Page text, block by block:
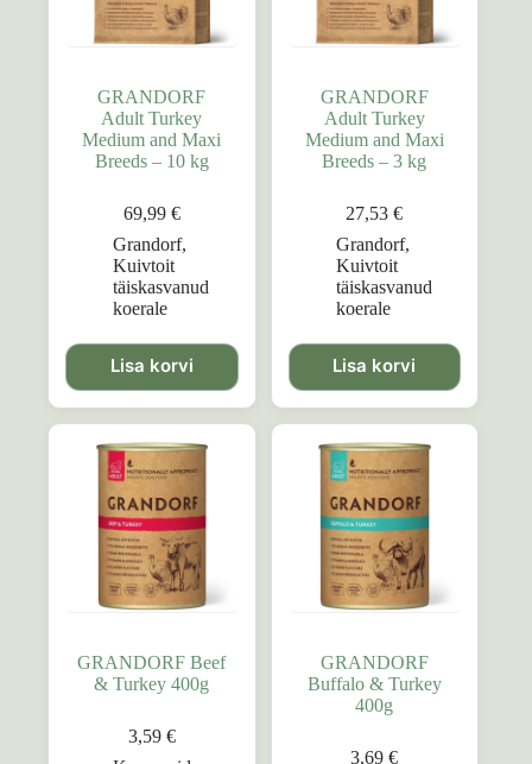
GRANDORF
Adult Turkey
Medium and Maxi
Breeds – 10 kg
69,99 €
Grandorf,
Kuivtoit
täiskasvanud
koerale
Lisa korvi
GRANDORF
Adult Turkey
Medium and Maxi
Breeds – 3 kg
27,53€
Grandorf,
Kuivtoit
täiskasvanud
koerale
Lisa korvi
GRANDORF Beef
& Turkey 400g
3,59 €
GRANDORF
Buffalo & Turkey
400g
3,69€